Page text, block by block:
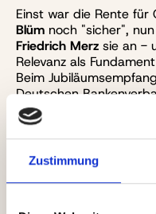
Zustimmung
Einst war die Rente für
Blüm noch "sicher",
Friedrich Merz sie an -
Relevanz als
Beim
Deutschen
(20. April) eine
Alterssicherung an.
werde künftig
darstellen und nicht
Lebensstandard im
appellierte damit